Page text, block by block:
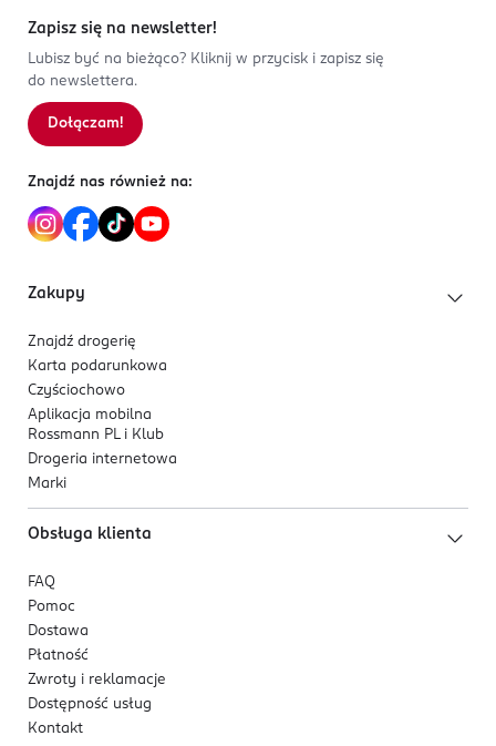
Zapisz się na newsletter!
Lubisz być na bieżąco? Kliknij w przycisk i zapisz się
do newslettera.
Dołączam!
Znajdź nas również na:
Zakupy
Znajdź drogerię
Karta podarunkowa
Czyściochowo
Aplikacja mobilna
Rossmann PL i Klub
Drogeria internetowa
Marki
Obsługa klienta
FAQ
Pomoc
Dostawa
Płatność
Zwroty i reklamacje
Dostępność usług
Kontakt